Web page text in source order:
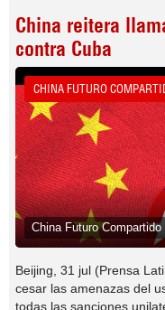
China reitera
contra Cuba
CHINA FUTURO
China Futuro
Beijing, 31 jul (Prensa
cesar las amenazas del
todas las sanciones